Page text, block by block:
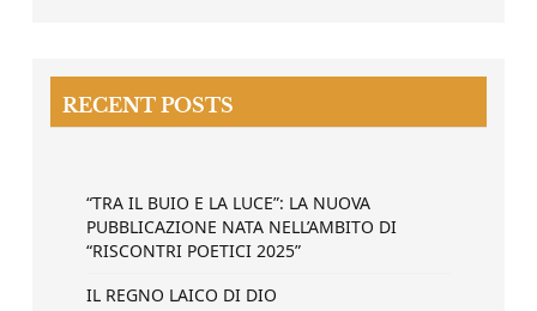
RECENT POSTS
“TRA IL BUIO E LA LUCE”: LA NUOVA
PUBBLICAZIONE NATA NELL’AMBITO DI
“RISCONTRI POETICI 2025”
IL REGNO LAICO DI DIO